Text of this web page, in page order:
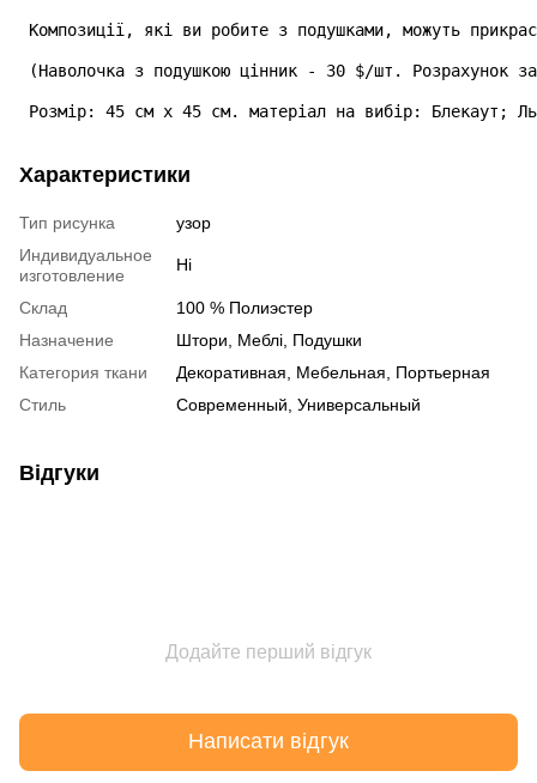
Композиції, які ви робите з подушками, можуть
(Наволочка з подушкою цінник - 30 $/шт. Розрахунок
Розмір: 45 см х 45 см. матеріал на вибір: Блекаут;
Характеристики
Тип рисунка
узор
Индивидуальное
изготовление
Ні
Склад
100 % Полиэстер
Назначение
Штори, Меблі, Подушки
Категория ткани
Декоративная, Мебельная, Портьерная
Стиль
Современный, Универсальный
Відгуки
Додайте перший відгук
Написати відгук